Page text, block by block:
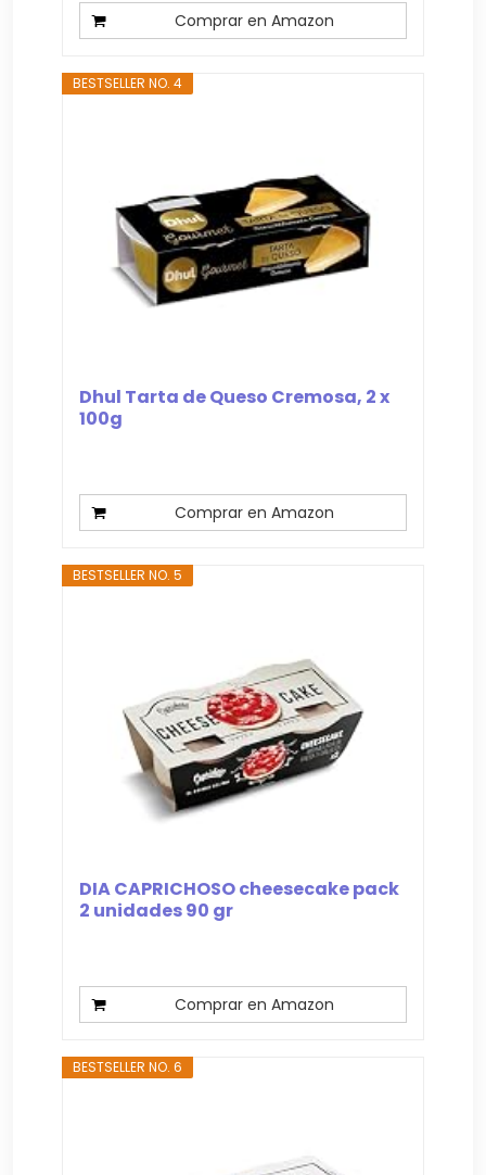
Comprar en Amazon
BESTSELLER NO. 4
Dhul Tarta de Queso Cremosa, 2 x
100g
Comprar en Amazon
BESTSELLER NO. 5
DIA CAPRICHOSO cheesecake pack
2 unidades 90 gr
Comprar en Amazon
BESTSELLER NO. 6